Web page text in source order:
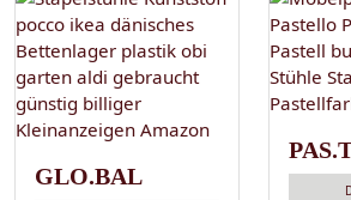
GLO.BAL